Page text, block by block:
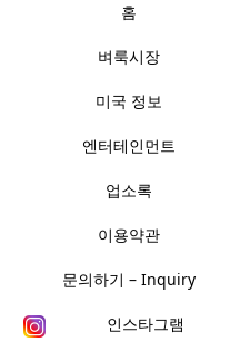
홈
벼룩시장
미국 정보
엔터테인먼트
업소록
이용약관
문의하기 – Inquiry
인스타그램